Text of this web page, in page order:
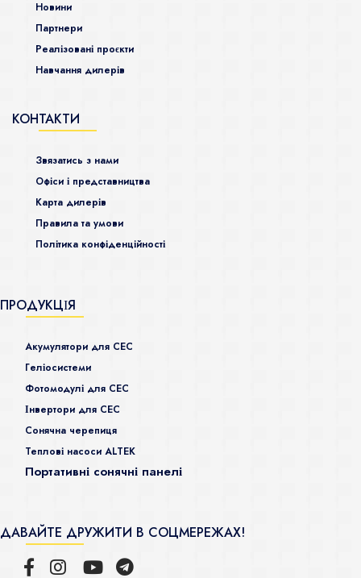
Новини
Партнери
Реалізовані проєкти
Навчання дилерів
КОНТАКТИ
Звязатись з нами
Офіси і представництва
Карта дилерів
Правила та умови
Політика конфіденційності
ПРОДУКЦІЯ
Акумулятори для СЕС
Гeліосистеми
Фотомодулі для СЕС
Інвертори для СЕС
Сонячна черепиця
Теплові насоси ALTEK
Портативні сонячні панелі
ДАВАЙТЕ ДРУЖИТИ В СОЦМЕРЕЖАХ!